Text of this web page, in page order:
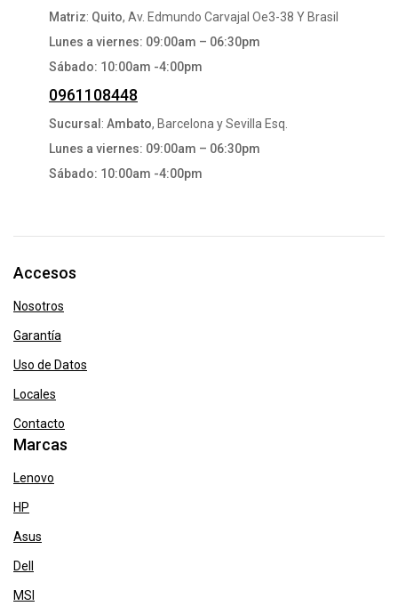
Matriz: Quito, Av. Edmundo Carvajal Oe3-38 Y Brasil
Lunes a viernes: 09:00am – 06:30pm
Sábado: 10:00am -4:00pm
0961108448
Sucursal : Ambato, Barcelona y Sevilla Esq.
Lunes a viernes: 09:00am – 06:30pm
Sábado: 10:00am -4:00pm
Accesos
Nosotros
Garantía
Uso de Datos
Locales
Contacto
Marcas
Lenovo
HP
Asus
Dell
MSI